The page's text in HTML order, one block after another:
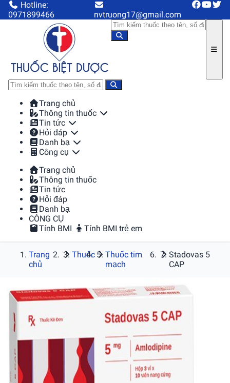
Hotline:
0971899466
nvtruong17@gmail.com
Trang chủ
Thông tin thuốc
Tin tức
Hỏi đáp
Danh bạ
Công cụ
Trang chủ
Thông tin thuốc
Tin tức
Hỏi đáp
Danh bạ
CÔNG CỤ
Tính BMI
Tính BMI trẻ em
Trang
chủ
Thuốc
Thuốc tim
mạch
Stadovas 5
CAP